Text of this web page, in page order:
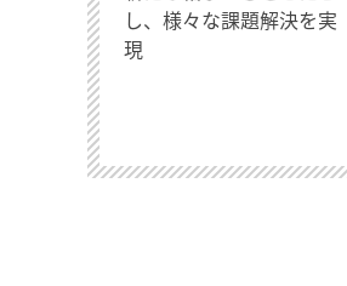
し、様々な課題解決を実
現